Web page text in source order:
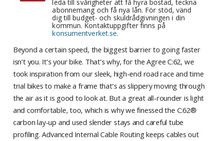
leda till svårigheter att få hyra bostad, teckna
abonnemang och få nya lån. För stöd, vänd
dig till budget- och skuldrådgivningen i din
kommun. Kontaktuppgifter finns på
konsumentverket.se.
Beyond a certain speed, the biggest barrier to going faster
isn’t you. It’s your bike. That’s why, for the Agree C:62, we
took inspiration from our sleek, high-end road race and time
trial bikes to make a frame that’s as slippery moving through
the air as it is good to look at. But a great all-rounder is light
and comfortable, too, which is why we finessed the C:62®
carbon lay-up and used slender stays and careful tube
profiling. Advanced Internal Cable Routing keeps cables out